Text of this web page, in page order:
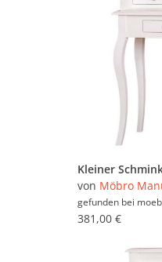
Säuglingsalter
, erst ab
größere
auch der Kauf einer
ist für Kinderzimmer
Stauraum wichtig.
des Tages sicher
sich Ihr Kind bei
Badezimmerbesuch
von Möbro
gefunden bei
381,00 €